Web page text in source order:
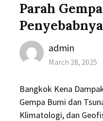
Parah
Penyebabnya
Author
admin
Posted
March 28, 2025
Bangkok Kena
Gempa Bumi dan
Klimatologi, dan